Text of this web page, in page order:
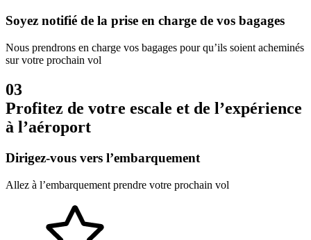
Soyez notifié de la prise en charge de vos bagages
Nous prendrons en charge vos bagages pour qu’ils soient acheminés
sur votre prochain vol
03
Profitez de votre escale et de l’expérience
à l’aéroport
Dirigez-vous vers l’embarquement
Allez à l’embarquement prendre votre prochain vol